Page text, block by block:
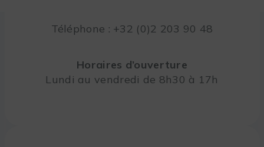
Téléphone : +32 (0)2 203 90 48
Horaires d’ouverture
Lundi au vendredi de 8h30 à 17h